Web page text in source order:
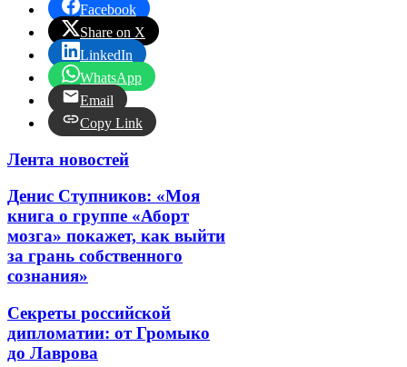
Facebook
Share on X
LinkedIn
WhatsApp
Email
Copy Link
Лента новостей
Денис Ступников: «Моя
книга о группе «Аборт
мозга» покажет, как выйти
за грань собственного
сознания»
Секреты российской
дипломатии: от Громыко
до Лаврова